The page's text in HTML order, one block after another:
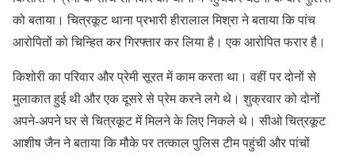
को बताया। चित्रकूट थाना प्रभारी हीरालाल मिश्रा ने बताया कि पांच
आरोपितों को चिन्हित कर गिरफ्तार कर लिया है। एक आरोपित फरार है।
किशोरी का परिवार और प्रेमी सूरत में काम करता था। वहीं पर दोनों से
मुलाकात हुई थी और एक दूसरे से प्रेम करने लगे थे। शुक्रवार को दोनों
अपने-अपने घर से चित्रकूट में मिलने के लिए निकले थे। सीओ चित्रकूट
आशीष जैन ने बताया कि मौके पर तत्काल पुलिस टीम पहुंची और पांचों